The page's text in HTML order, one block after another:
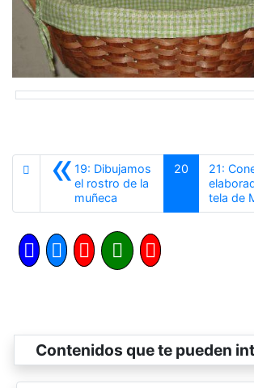
«19: Dibujamos
el rostro de la
muñeca
20
21:
tela de
Contenidos que te pueden